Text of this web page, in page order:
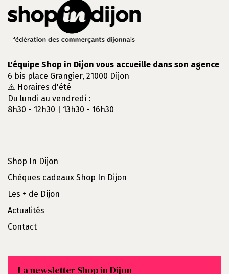
L'équipe Shop in Dijon vous accueille dans son agence
6 bis place Grangier, 21000 Dijon
⚠️ Horaires d'été
Du lundi au vendredi :
8h30 - 12h30 | 13h30 - 16h30
Shop In Dijon
Chèques cadeaux Shop In Dijon
Les + de Dijon
Actualités
Contact
La newsletter Shop in Dijon